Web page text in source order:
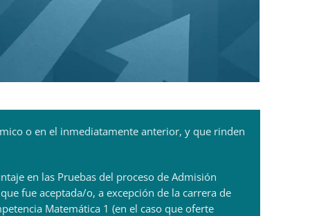
o en el inmediatamente anterior, y que rinden
en las Pruebas del proceso de Admisión
fue aceptada/o, a excepción de la carrera de
Matemática 1 (en el caso que oferte